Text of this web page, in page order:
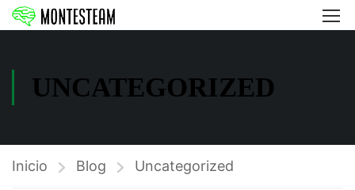
UNCATEGORIZED
Inicio Blog Uncategorized